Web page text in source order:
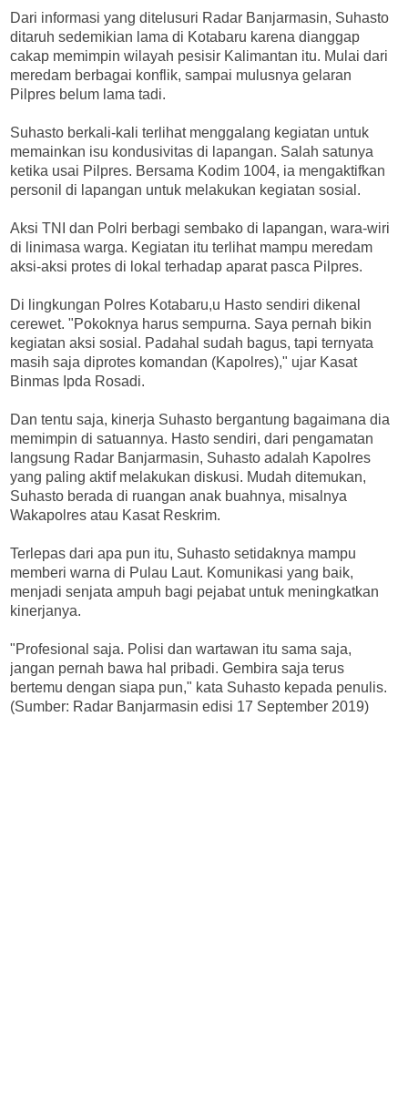
Dari informasi yang ditelusuri Radar Banjarmasin, Suhasto
ditaruh sedemikian lama di Kotabaru karena dianggap
cakap memimpin wilayah pesisir Kalimantan itu. Mulai dari
meredam berbagai konflik, sampai mulusnya gelaran
Pilpres belum lama tadi.
Suhasto berkali-kali terlihat menggalang kegiatan untuk
memainkan isu kondusivitas di lapangan. Salah satunya
ketika usai Pilpres. Bersama Kodim 1004, ia mengaktifkan
personil di lapangan untuk melakukan kegiatan sosial.
Aksi TNI dan Polri berbagi sembako di lapangan, wara-wiri
di linimasa warga. Kegiatan itu terlihat mampu meredam
aksi-aksi protes di lokal terhadap aparat pasca Pilpres.
Di lingkungan Polres Kotabaru,u Hasto sendiri dikenal
cerewet. "Pokoknya harus sempurna. Saya pernah bikin
kegiatan aksi sosial. Padahal sudah bagus, tapi ternyata
masih saja diprotes komandan (Kapolres)," ujar Kasat
Binmas Ipda Rosadi.
Dan tentu saja, kinerja Suhasto bergantung bagaimana dia
memimpin di satuannya. Hasto sendiri, dari pengamatan
langsung Radar Banjarmasin, Suhasto adalah Kapolres
yang paling aktif melakukan diskusi. Mudah ditemukan,
Suhasto berada di ruangan anak buahnya, misalnya
Wakapolres atau Kasat Reskrim.
Terlepas dari apa pun itu, Suhasto setidaknya mampu
memberi warna di Pulau Laut. Komunikasi yang baik,
menjadi senjata ampuh bagi pejabat untuk meningkatkan
kinerjanya.
"Profesional saja. Polisi dan wartawan itu sama saja,
jangan pernah bawa hal pribadi. Gembira saja terus
bertemu dengan siapa pun," kata Suhasto kepada penulis.
(Sumber: Radar Banjarmasin edisi 17 September 2019)